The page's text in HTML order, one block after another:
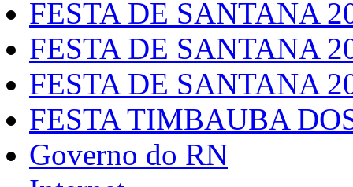
FESTA DE SANTANA
FESTA DE SANTANA
FESTA DE SANTANA
FESTA TIMBAUBA
Governo do RN